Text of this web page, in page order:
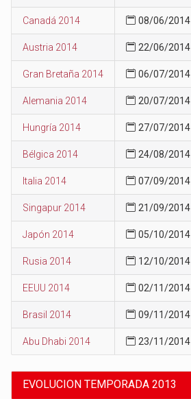
Canadá 2014 08/06/2014
Austria 2014 22/06/2014
Gran Bretaña 2014 06/07/2014
Alemania 2014 20/07/2014
Hungría 2014 27/07/2014
Bélgica 2014 24/08/2014
Italia 2014 07/09/2014
Singapur 2014 21/09/2014
Japón 2014 05/10/2014
Rusia 2014 12/10/2014
EEUU 2014 02/11/2014
Brasil 2014 09/11/2014
Abu Dhabi 2014 23/11/2014
EVOLUCION TEMPORADA 2013